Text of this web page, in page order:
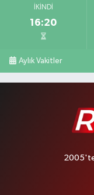
İKINDI
16:20
Aylık Vakitler